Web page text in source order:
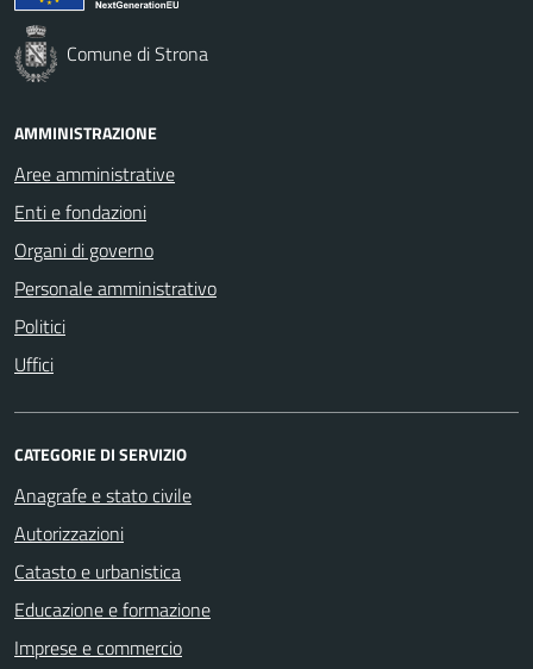
Comune di Strona
AMMINISTRAZIONE
Aree amministrative
Enti e fondazioni
Organi di governo
Personale amministrativo
Politici
Uffici
CATEGORIE DI SERVIZIO
Anagrafe e stato civile
Autorizzazioni
Catasto e urbanistica
Educazione e formazione
Imprese e commercio